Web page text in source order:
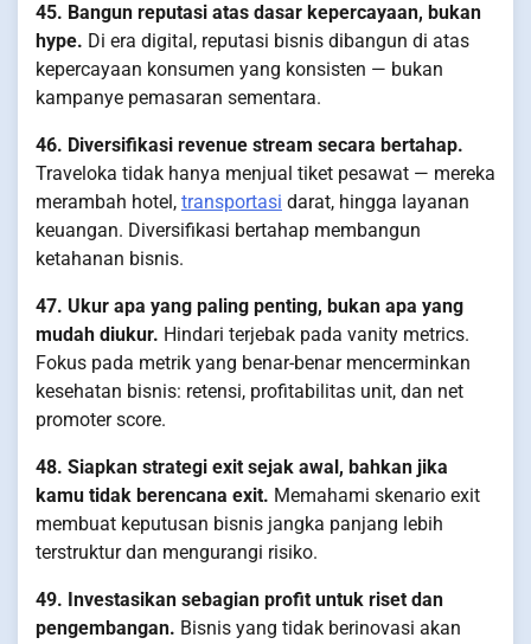
45. Bangun reputasi atas dasar kepercayaan, bukan
hype. Di era digital, reputasi bisnis dibangun di atas
kepercayaan konsumen yang konsisten — bukan
kampanye pemasaran sementara.
46. Diversifikasi revenue stream secara bertahap.
Traveloka tidak hanya menjual tiket pesawat — mereka
merambah hotel, transportasi darat, hingga layanan
keuangan. Diversifikasi bertahap membangun
ketahanan bisnis.
47. Ukur apa yang paling penting, bukan apa yang
mudah diukur. Hindari terjebak pada vanity metrics.
Fokus pada metrik yang benar-benar mencerminkan
kesehatan bisnis: retensi, profitabilitas unit, dan net
promoter score.
48. Siapkan strategi exit sejak awal, bahkan jika
kamu tidak berencana exit. Memahami skenario exit
membuat keputusan bisnis jangka panjang lebih
terstruktur dan mengurangi risiko.
49. Investasikan sebagian profit untuk riset dan
pengembangan. Bisnis yang tidak berinovasi akan